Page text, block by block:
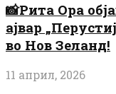
📸Рита Ора
ајвар
во Нов Зеланд!
11 април, 2026